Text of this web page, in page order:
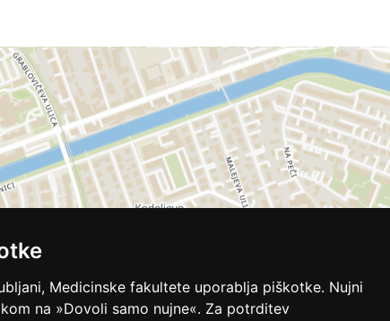
Medicinske fakultete uporablja piškotke. Nujni
na »Dovoli samo nujne«. Za potrditev